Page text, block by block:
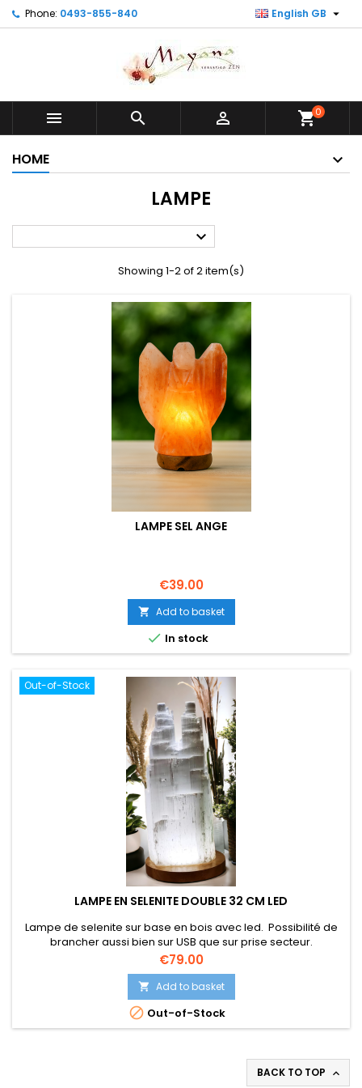
Phone: 0493-855-840 English GB 
   shopping_cart0
HOME
LAMPE

Showing 1-2 of 2 item(s)
LAMPE SEL ANGE
Price
€39.00
 Add to basket
 In stock
Out-of-Stock
LAMPE EN SELENITE DOUBLE 32 CM LED
Lampe de selenite sur base en bois avec led. Possibilité de
brancher aussi bien sur USB que sur prise secteur.
Interrupteur. 32 cm vous recevez le modèle sur la photo.
Price
€79.00
 Add to basket
 Out-of-Stock
BACK TO TOP 